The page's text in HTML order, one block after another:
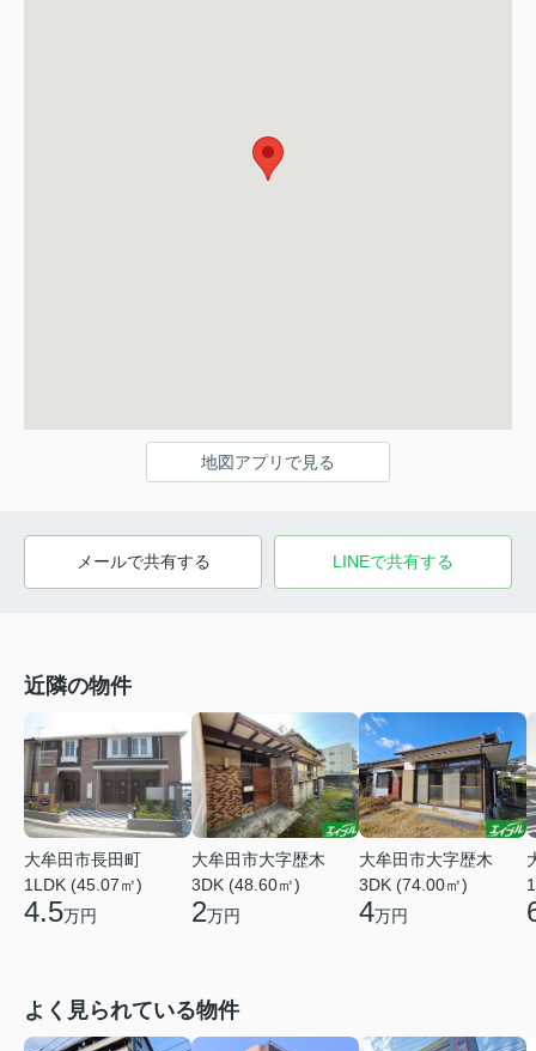
地図アプリで見る
メールで共有する LINEで共有する
近隣の物件
大牟田市長田町
1LDK (45.07㎡)
4.5万円
大牟田市大字歴木
3DK (48.60㎡)
2万円
大牟田市大字歴木
3DK (74.00㎡)
4万円
よく見られている物件